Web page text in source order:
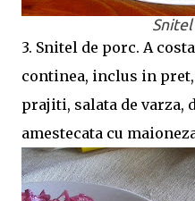
3. Snitel de porc. A
continea, inclus in
prajiti, salata de varza,
amestecata cu